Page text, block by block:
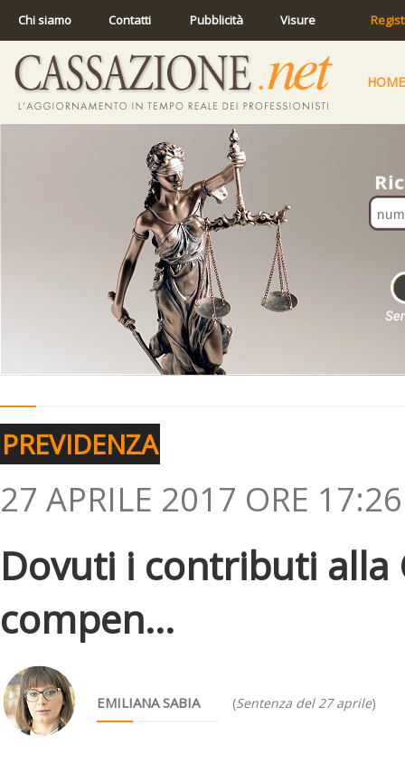
Chi siamo Contatti Pubblicità Visure
HOME
PREVIDENZA
27 APRILE 2017 ORE 17:26
Dovuti i contributi alla
compen...
EMILIANA SABIA (Sentenza del 27 aprile)